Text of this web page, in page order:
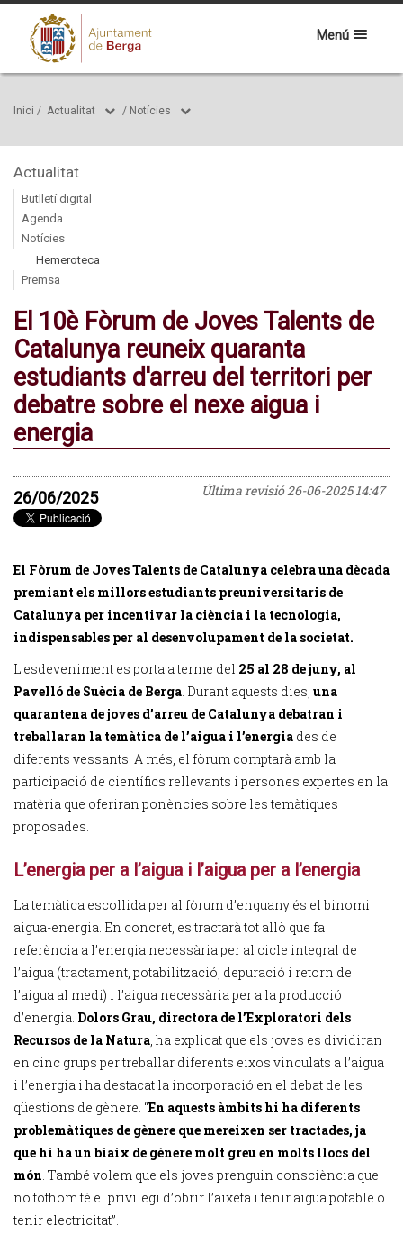
Menú
Inici / Actualitat / Notícies
Actualitat
Butlletí digital
Agenda
Notícies
Hemeroteca
Premsa
El 10è Fòrum de Joves Talents de
Catalunya reuneix quaranta
estudiants d'arreu del territori per
debatre sobre el nexe aigua i
energia
Última revisió26-06-2025 14:47
26/06/2025
El Fòrum de Joves Talents de Catalunya celebra una dècada
premiant els millors estudiants preuniversitaris de
Catalunya per incentivar la ciència i la tecnologia,
indispensables per al desenvolupament de la societat.
L'esdeveniment es porta a terme del 25 al 28 de juny, al
Pavelló de Suècia de Berga. Durant aquests dies, una
quarantena de joves d’arreu de Catalunya debatran i
treballaran la temàtica de l’aigua i l’energia des de
diferents vessants. A més, el fòrum comptarà amb la
participació de científics rellevants i persones expertes en la
matèria que oferiran ponències sobre les temàtiques
proposades.
L’energia per a l’aigua i l’aigua per a l’energia
La temàtica escollida per al fòrum d’enguany és el binomi
aigua-energia. En concret, es tractarà tot allò que fa
referència a l’energia necessària per al cicle integral de
l’aigua (tractament, potabilització, depuració i retorn de
l’aigua al medi) i l’aigua necessària per a la producció
d’energia. Dolors Grau, directora de l’Exploratori dels
Recursos de la Natura, ha explicat que els joves es dividiran
en cinc grups per treballar diferents eixos vinculats a l’aigua
i l’energia i ha destacat la incorporació en el debat de les
qüestions de gènere. “En aquests àmbits hi ha diferents
problemàtiques de gènere que mereixen ser tractades, ja
que hi ha un biaix de gènere molt greu en molts llocs del
món. També volem que els joves prenguin consciència que
no tothom té el privilegi d’obrir l’aixeta i tenir aigua potable o
tenir electricitat”.